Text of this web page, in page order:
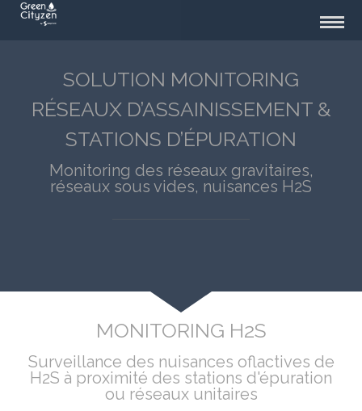
SOLUTION MONITORING
RÉSEAUX D’ASSAINISSEMENT &
STATIONS D’ÉPURATION
Monitoring des réseaux gravitaires,
réseaux sous vides, nuisances H2S
MONITORING H2S
Surveillance des nuisances oflactives de
H2S à proximité des stations d'épuration
ou réseaux unitaires